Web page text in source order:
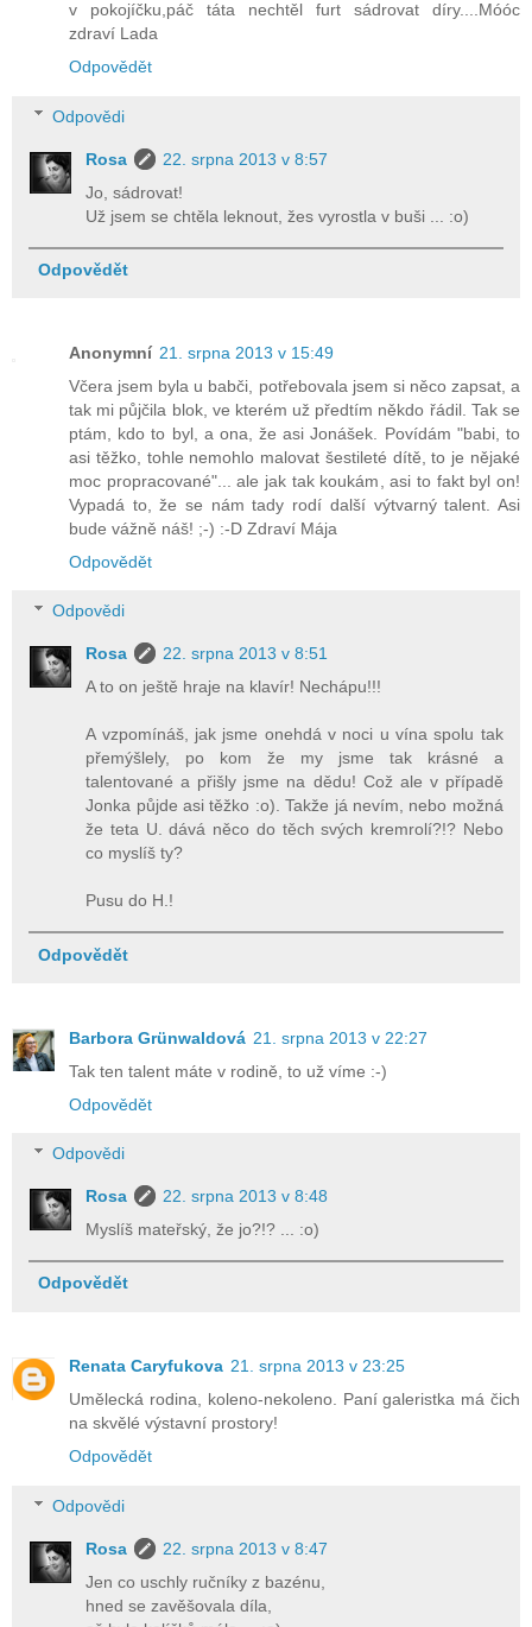
v pokojíčku,páč táta nechtěl furt sádrovat díry....Móóc
zdraví Lada
Odpovědět
Odpovědi
Rosa
22. srpna 2013 v 8:57
Jo, sádrovat!
Už jsem se chtěla leknout, žes vyrostla v buši ... :o)
Odpovědět
Anonymní 21. srpna 2013 v 15:49
Včera jsem byla u babči, potřebovala jsem si něco zapsat, a
tak mi půjčila blok, ve kterém už předtím někdo řádil. Tak se
ptám, kdo to byl, a ona, že asi Jonášek. Povídám "babi, to
asi těžko, tohle nemohlo malovat šestileté dítě, to je nějaké
moc propracované"... ale jak tak koukám, asi to fakt byl on!
Vypadá to, že se nám tady rodí další výtvarný talent. Asi
bude vážně náš! ;-) :-D Zdraví Mája
Odpovědět
Odpovědi
Rosa
22. srpna 2013 v 8:51
A to on ještě hraje na klavír! Nechápu!!!
A vzpomínáš, jak jsme onehdá v noci u vína spolu tak
přemýšlely, po kom že my jsme tak krásné a
talentované a přišly jsme na dědu! Což ale v případě
Jonka půjde asi těžko :o). Takže já nevím, nebo možná
že teta U. dává něco do těch svých kremrolí?!? Nebo
co myslíš ty?
Pusu do H.!
Odpovědět
Barbora Grünwaldová 21. srpna 2013 v 22:27
Tak ten talent máte v rodině, to už víme :-)
Odpovědět
Odpovědi
Rosa
22. srpna 2013 v 8:48
Myslíš mateřský, že jo?!? ... :o)
Odpovědět
Renata Caryfukova 21. srpna 2013 v 23:25
Umělecká rodina, koleno-nekoleno. Paní galeristka má čich
na skvělé výstavní prostory!
Odpovědět
Odpovědi
Rosa
22. srpna 2013 v 8:47
Jen co uschly ručníky z bazénu,
hned se zavěšovala díla,